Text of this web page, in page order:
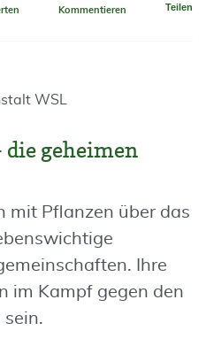
Kommentieren Teilen
WSL
geheimen
mit Pflanzen über das
Ihre
im Kampf gegen den